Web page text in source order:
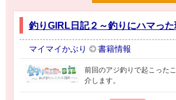
釣りGIRL日記２～釣りにハマった
マイマイかぶり 書籍情報
前回のアジ釣りで起こった
介します。